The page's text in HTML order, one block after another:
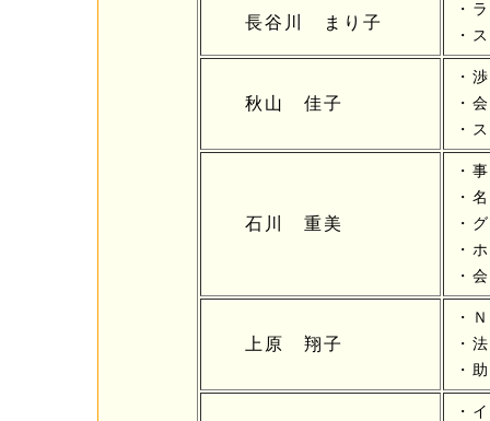
長谷川 まり子
・
・
秋山 佳子
・
・
・
石川 重美
・
・
・
・
・
上原 翔子
・
・
・
・